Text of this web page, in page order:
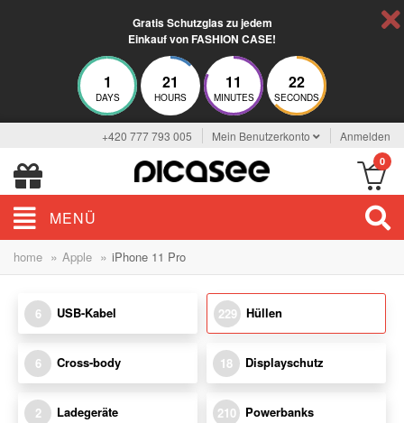
Gratis Schutzglas zu jedem
Einkauf von FASHION CASE!
1
DAYS
21
HOURS
11
MINUTES
21
SECONDS
+420 777 793 005 Mein Benutzerkonto Anmelden
0
MENÜ
home » Apple » iPhone 11 Pro
6 USB-Kabel 229 Hüllen
6 Cross-body 18 Displayschutz
2 Ladegeräte 210 Powerbanks